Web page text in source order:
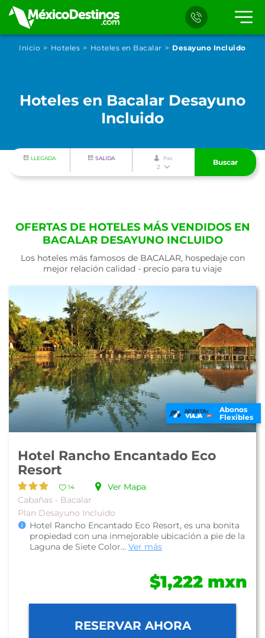
Inicio Hoteles Hoteles en Bacalar Desayuno Incluido
Hoteles en Bacalar Desayuno
Incluido
LLEGADA SALIDA Pax
2
Buscar
OFERTAS DE HOTELES MÁS VENDIDOS EN
BACALAR DESAYUNO INCLUIDO
Los hoteles más famosos de BACALAR, hospedaje con
mejor relación calidad - precio para tu viaje
Abonos
Flexibles
Hotel Rancho Encantado Eco
Resort
14
Ver Mapa
Cabañas - Bacalar
Plan Desayuno Incluido
Hotel Rancho Encantado Eco Resort, es una bonita
propiedad con una inmejorable ubicación a pie de la
Laguna de Siete Color... Ver más
$1,222 mxn
RESERVAR AHORA